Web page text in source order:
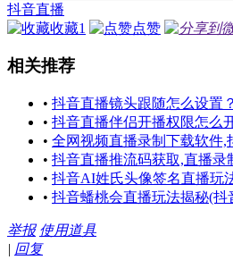
抖音直播
收藏1 点赞
相关推荐
• 抖音直播镜头跟随怎么设置
• 抖音直播伴侣开播权限怎么
• 全网视频直播录制下载软件,
• 抖音直播推流码获取,直播
• 抖音AI姓氏头像签名直播玩
• 抖音蟠桃会直播玩法揭秘(抖
举报 使用道具
| 回复